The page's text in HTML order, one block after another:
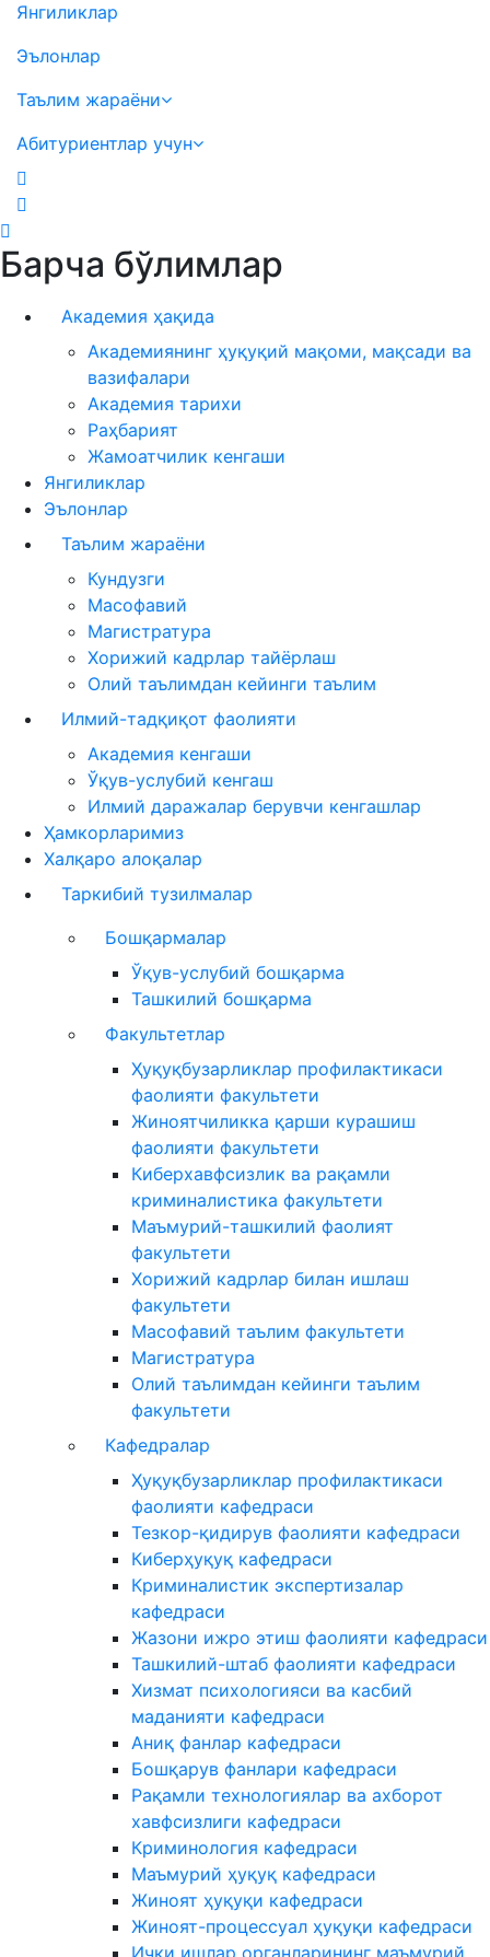
Янгиликлар
Эълонлар
Таълим жараёни
Абитуриентлар учун
Барча бўлимлар
Академия ҳақида
Академиянинг ҳуқуқий мақоми, мақсади ва
вазифалари
Академия тарихи
Раҳбарият
Жамоатчилик кенгаши
Янгиликлар
Эълонлар
Таълим жараёни
Кундузги
Масофавий
Магистратура
Хорижий кадрлар тайёрлаш
Олий таълимдан кейинги таълим
Илмий-тадқиқот фаолияти
Академия кенгаши
Ўқув-услубий кенгаш
Илмий даражалар берувчи кенгашлар
Ҳамкорларимиз
Халқаро алоқалар
Таркибий тузилмалар
Бошқармалар
Ўқув-услубий бошқарма
Ташкилий бошқарма
Факультетлар
Ҳуқуқбузарликлар профилактикаси
фаолияти факультети
Жиноятчиликка қарши курашиш
фаолияти факультети
Киберхавфсизлик ва рақамли
криминалистика факультети
Маъмурий-ташкилий фаолият
факультети
Хорижий кадрлар билан ишлаш
факультети
Масофавий таълим факультети
Магистратура
Олий таълимдан кейинги таълим
факультети
Кафедралар
Ҳуқуқбузарликлар профилактикаси
фаолияти кафедраси
Тезкор-қидирув фаолияти кафедраси
Киберҳуқуқ кафедраси
Криминалистик экспертизалар
кафедраси
Жазони ижро этиш фаолияти кафедраси
Ташкилий-штаб фаолияти кафедраси
Хизмат психологияси ва касбий
маданияти кафедраси
Аниқ фанлар кафедраси
Бошқарув фанлари кафедраси
Рақамли технологиялар ва ахборот
хавфсизлиги кафедраси
Криминология кафедраси
Маъмурий ҳуқуқ кафедраси
Жиноят ҳуқуқи кафедраси
Жиноят-процессуал ҳуқуқи кафедраси
Ички ишлар органларининг маъмурий